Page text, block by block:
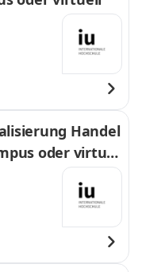
Handel
oder virtuel